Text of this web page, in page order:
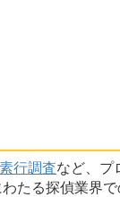
素行調査など、プ
たる探偵業界で